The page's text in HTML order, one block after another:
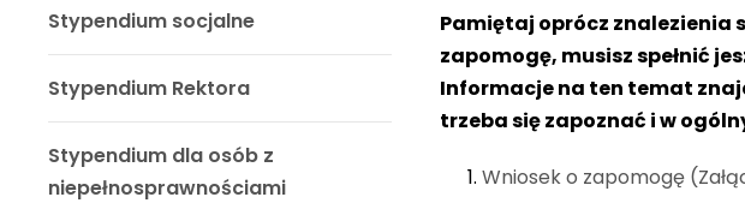
Stypendium socjalne
Stypendium Rektora
Stypendium dla osób z
niepełnosprawnościami
Pamiętaj oprócz znalezienia
zapomogę, musisz spełnić
Informacje na ten temat
trzeba się zapoznać i w
Wniosek o zapomogę